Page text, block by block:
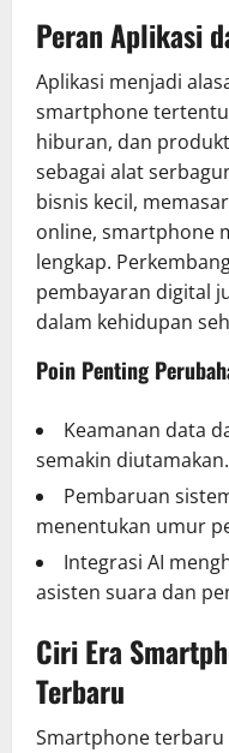
Peran Aplikasi
Aplikasi menjadi
smartphone
hiburan, dan
sebagai alat
bisnis kecil,
online, smartphone
lengkap.
pembayaran digital
dalam kehidupan
Poin Penting
Keamanan data
semakin diutamakan.
Pembaruan
menentukan umur
Integrasi AI
asisten suara dan
Ciri Era
Terbaru
Smartphone